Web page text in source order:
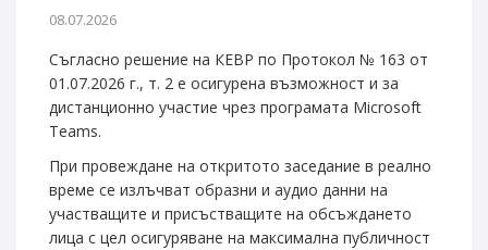
08.07.2026
Съгласно решение на КЕВР по Протокол № 163 от
01.07.2026 г., т. 2 е осигурена възможност и за
дистанционно участие чрез програмата Microsoft
Teams.
При провеждане на откритото заседание в реално
време се излъчват образни и аудио данни на
участващите и присъстващите на обсъждането
лица с цел осигуряване на максимална публичност